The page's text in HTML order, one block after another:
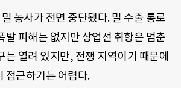
농사가 전면 중단됐다. 밀 수출 통로
발 피해는 없지만 상업선 취항은 멈춘
는 열려 있지만, 전쟁 지역이기 때문에
접근하기는 어렵다.